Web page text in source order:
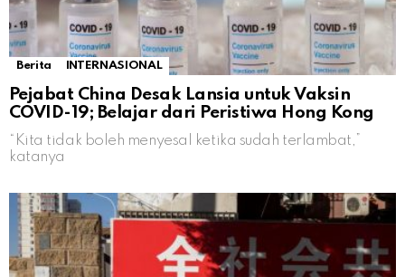
Berita INTERNASIONAL
Pejabat China Desak Lansia untuk Vaksin
COVID-19; Belajar dari Peristiwa Hong Kong
“Kita tidak boleh menyesal ketika sudah terlambat,”
katanya